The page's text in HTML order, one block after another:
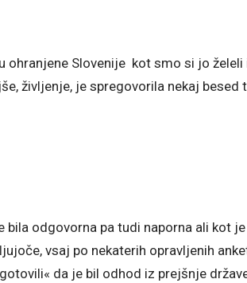
ohranjene Slovenije kot smo si jo
življenje, je spregovorila nekaj besed
bila odgovorna pa tudi naporna ali kot
vsaj po nekaterih opravljenih
da je bil odhod iz prejšnje